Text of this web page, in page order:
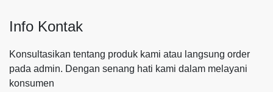
Info Kontak
Konsultasikan tentang produk kami atau langsung order
pada admin. Dengan senang hati kami dalam melayani
konsumen